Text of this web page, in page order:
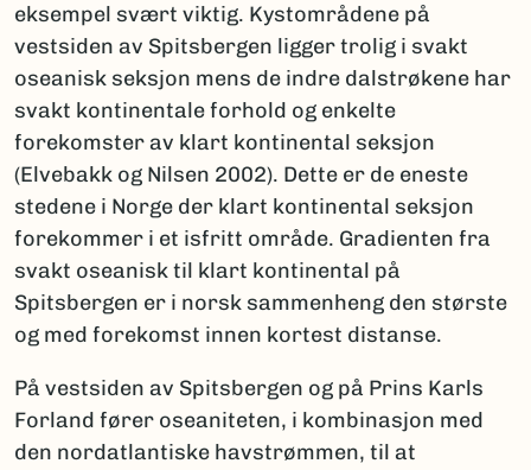
eksempel svært viktig. Kystområdene på
vestsiden av Spitsbergen ligger trolig i svakt
oseanisk seksjon mens de indre dalstrøkene har
svakt kontinentale forhold og enkelte
forekomster av klart kontinental seksjon
(Elvebakk og Nilsen 2002). Dette er de eneste
stedene i Norge der klart kontinental seksjon
forekommer i et isfritt område. Gradienten fra
svakt oseanisk til klart kontinental på
Spitsbergen er i norsk sammenheng den største
og med forekomst innen kortest distanse.
På vestsiden av Spitsbergen og på Prins Karls
Forland fører oseaniteten, i kombinasjon med
den nordatlantiske havstrømmen, til at